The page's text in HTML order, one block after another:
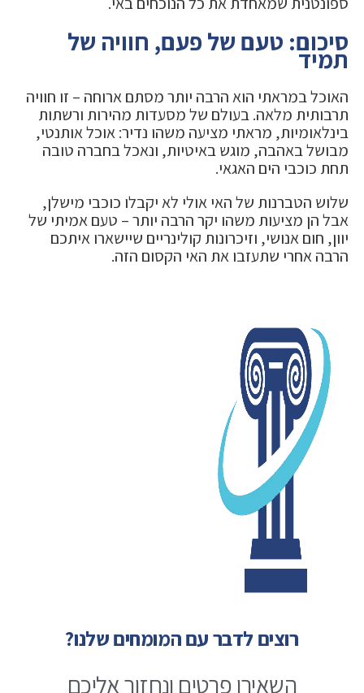
סיכום: טעם של פעם, חוויה של
תמיד
האוכל במראתי הוא הרבה יותר מסתם ארוחה – זו חוויה
תרבותית מלאה. בעולם של מסעדות מהירות ורשתות
בינלאומיות, מראתי מציעה משהו נדיר: אוכל אותנטי,
מבושל באהבה, מוגש באיטיות, ונאכל בחברה טובה
תחת כוכבי הים האגאי.
שלוש הטברנות של האי אולי לא יקבלו כוכבי מישלן,
אבל הן מציעות משהו יקר הרבה יותר – טעם אמיתי של
יוון, חום אנושי, וזיכרונות קולינריים שיישארו איתכם
הרבה אחרי שתעזבו את האי הקסום הזה.
רוצים לדבר עם המומחים שלנו?
השאירו פרטים ונחזור אליכם